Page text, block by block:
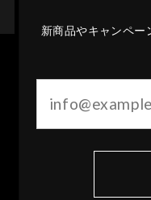
新商品やキャンペー